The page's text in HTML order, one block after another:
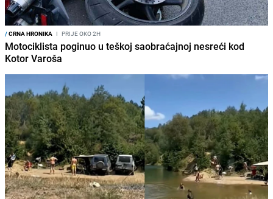
/CRNA HRONIKA I PRIJE OKO 2H
Motociklista poginuo u teškoj saobraćajnoj nesreći kod
Kotor Varoša